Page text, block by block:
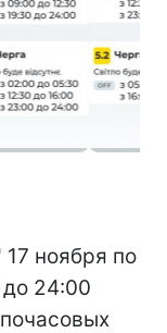
ноября по
24:00